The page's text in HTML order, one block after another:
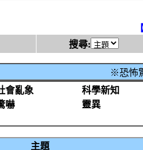
搜尋:
※恐怖
會亂象
科學新知
嚇
靈異
主題